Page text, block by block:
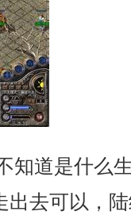
知道是什么
出去可以，